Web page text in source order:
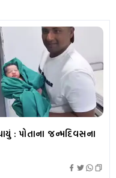
: પોતાના જન્મદિવસના